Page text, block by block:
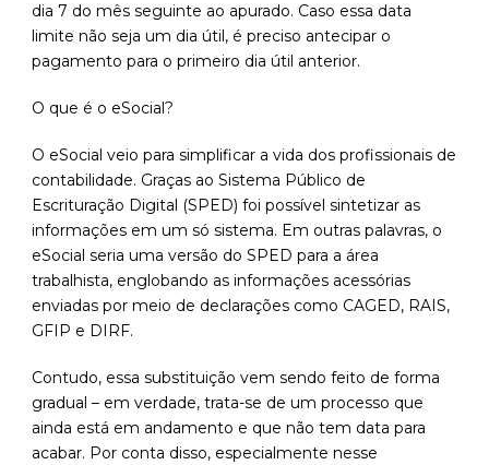
dia 7 do mês seguinte ao apurado. Caso essa data
limite não seja um dia útil, é preciso antecipar o
pagamento para o primeiro dia útil anterior.
O que é o eSocial?
O eSocial veio para simplificar a vida dos profissionais de
contabilidade. Graças ao Sistema Público de
Escrituração Digital (SPED) foi possível sintetizar as
informações em um só sistema. Em outras palavras, o
eSocial seria uma versão do SPED para a área
trabalhista, englobando as informações acessórias
enviadas por meio de declarações como CAGED, RAIS,
GFIP e DIRF.
Contudo, essa substituição vem sendo feito de forma
gradual – em verdade, trata-se de um processo que
ainda está em andamento e que não tem data para
acabar. Por conta disso, especialmente nesse